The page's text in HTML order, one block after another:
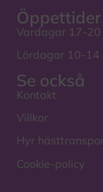
Öppettider
Vardagar 17-20
Lördagar 10-14
Se också
Kontakt
Villkor
Hyr
Cookie-policy